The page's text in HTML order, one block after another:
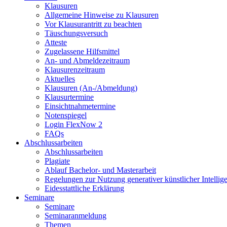
Klausuren
Allgemeine Hinweise zu Klausuren
Vor Klausurantritt zu beachten
Täuschungsversuch
Atteste
Zugelassene Hilfsmittel
An- und Abmeldezeitraum
Klausurenzeitraum
Aktuelles
Klausuren (An-/Abmeldung)
Klausurtermine
Einsichtnahmetermine
Notenspiegel
Login FlexNow 2
FAQs
Abschlussarbeiten
Abschlussarbeiten
Plagiate
Ablauf Bachelor- und Masterarbeit
Regelungen zur Nutzung generativer künstlicher
Eidesstattliche Erklärung
Seminare
Seminare
Seminaranmeldung
Themen